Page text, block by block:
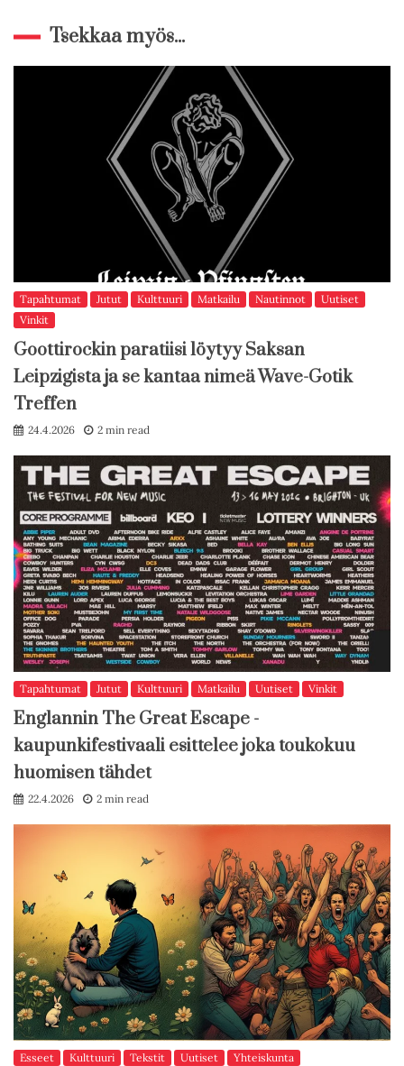
Tsekkaa myös...
Tapahtumat Jutut Kulttuuri Matkailu Nautinnot
Uutiset
Vinkit
Goottirockin paratiisi löytyy Saksan
Leipzigista ja se kantaa nimeä Wave-Gotik
Treffen
24.4.2026 2 min read
Tapahtumat Jutut Kulttuuri Matkailu Uutiset Vinkit
Englannin The Great Escape -
kaupunkifestivaali esittelee joka toukokuu
huomisen tähdet
22.4.2026 2 min read
Esseet Kulttuuri Tekstit Uutiset Yhteiskunta